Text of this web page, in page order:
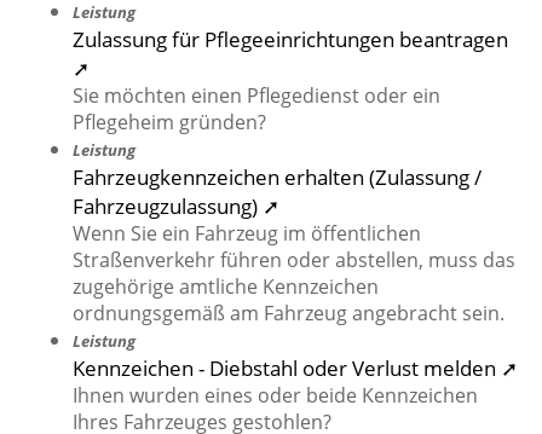
Leistung
Zulassung für Pflegeeinrichtungen beantragen
➚
Sie möchten einen Pflegedienst oder ein
Pflegeheim gründen?
Leistung
Fahrzeugkennzeichen erhalten (Zulassung /
Fahrzeugzulassung) ➚
Wenn Sie ein Fahrzeug im öffentlichen
Straßenverkehr führen oder abstellen, muss das
zugehörige amtliche Kennzeichen
ordnungsgemäß am Fahrzeug angebracht sein.
Leistung
Kennzeichen - Diebstahl oder Verlust melden ➚
Ihnen wurden eines oder beide Kennzeichen
Ihres Fahrzeuges gestohlen?